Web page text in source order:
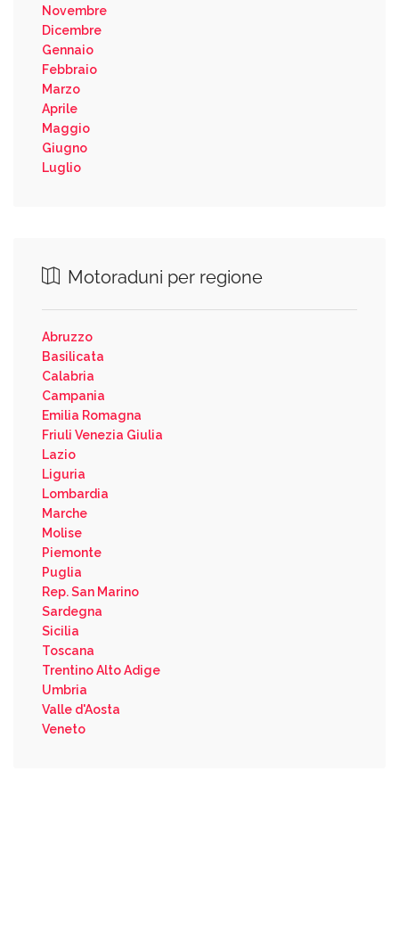
Novembre
Dicembre
Gennaio
Febbraio
Marzo
Aprile
Maggio
Giugno
Luglio
Motoraduni per regione
Abruzzo
Basilicata
Calabria
Campania
Emilia Romagna
Friuli Venezia Giulia
Lazio
Liguria
Lombardia
Marche
Molise
Piemonte
Puglia
Rep. San Marino
Sardegna
Sicilia
Toscana
Trentino Alto Adige
Umbria
Valle d'Aosta
Veneto